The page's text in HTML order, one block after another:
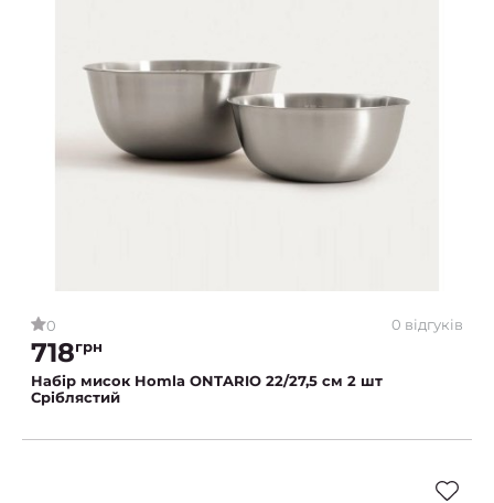
0 0 відгуків
718грн
Набір мисок Homla ONTARIO 22/27,5 см 2 шт
Сріблястий